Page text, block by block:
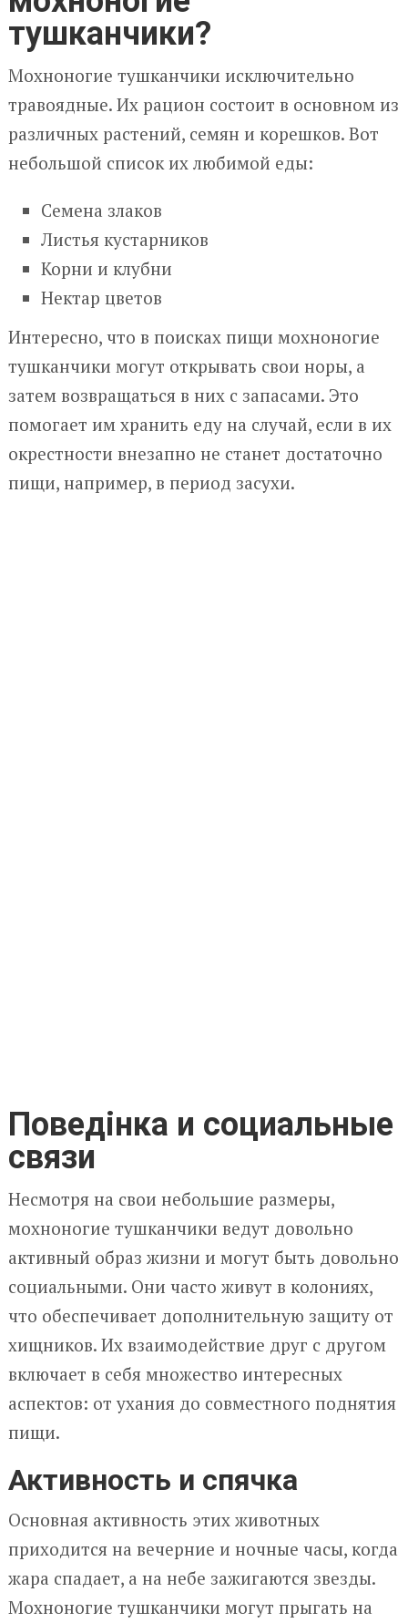
тушканчики?
Мохноногие тушканчики исключительно
травоядные. Их рацион состоит в основном из
различных растений, семян и корешков. Вот
небольшой список их любимой еды:
Семена злаков
Листья кустарников
Корни и клубни
Нектар цветов
Интересно, что в поисках пищи мохноногие
тушканчики могут открывать свои норы, а
затем возвращаться в них с запасами. Это
помогает им хранить еду на случай, если в их
окрестности внезапно не станет достаточно
пищи, например, в период засухи.
Поведінка и социальные
связи
Несмотря на свои небольшие размеры,
мохноногие тушканчики ведут довольно
активный образ жизни и могут быть довольно
социальными. Они часто живут в колониях,
что обеспечивает дополнительную защиту от
хищников. Их взаимодействие друг с другом
включает в себя множество интересных
аспектов: от ухания до совместного поднятия
пищи.
Активность и спячка
Основная активность этих животных
приходится на вечерние и ночные часы, когда
жара спадает, а на небе зажигаются звезды.
Мохноногие тушканчики могут прыгать на